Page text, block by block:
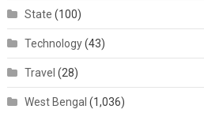
State (100)
Technology(43)
Travel (28)
West Bengal (1,036)